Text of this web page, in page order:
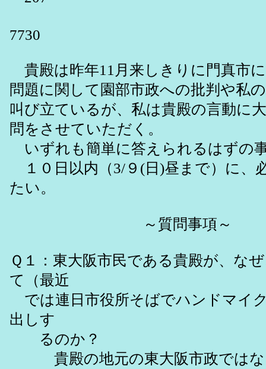
7730
貴殿は昨年11月来しきりに門真市
問題に関して園部市政への批判や私
叫び立ているが、私は貴殿の言動に
問をさせていただく。
いずれも簡単に答えられるはずの
１０日以内（3/９(日)昼まで）に、
たい。
～質問事項～
Ｑ１：東大阪市民である貴殿が、な
て（最近
では連日市役所そばでハンドマイ
出しす
るのか？
貴殿の地元の東大阪市政ではな